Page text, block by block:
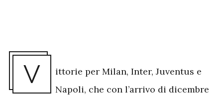
V
ittorie per Milan, Inter, Juventus e
Napoli, che con l’arrivo di dicembre